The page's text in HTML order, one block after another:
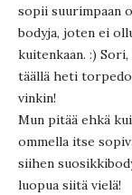
sopii suurimpaan
bodyja, joten ei
kuitenkaan. :)
täällä heti
vinkin!
Mun pitää ehkä
ommella itse
siihen
luopua siitä vielä!